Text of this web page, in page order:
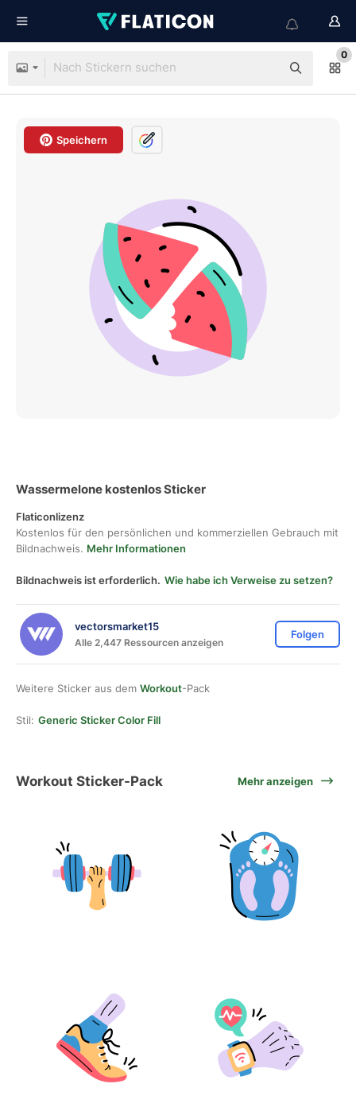
0
Speichern
Wassermelone kostenlos Sticker
Flaticonlizenz
Kostenlos für den persönlichen und kommerziellen Gebrauch mit
Bildnachweis. Mehr Informationen
Bildnachweis ist erforderlich. Wie habe ich Verweise zu setzen?
vectorsmarket15
Alle 2,447 Ressourcen anzeigen
Folgen
Weitere Sticker aus dem Workout-Pack
Stil: Generic Sticker Color Fill
Workout Sticker-Pack Mehr anzeigen